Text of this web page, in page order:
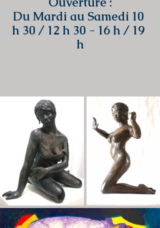
Du Mardi au Samedi 10
h 30 / 12 h 30 - 16 h / 19
h